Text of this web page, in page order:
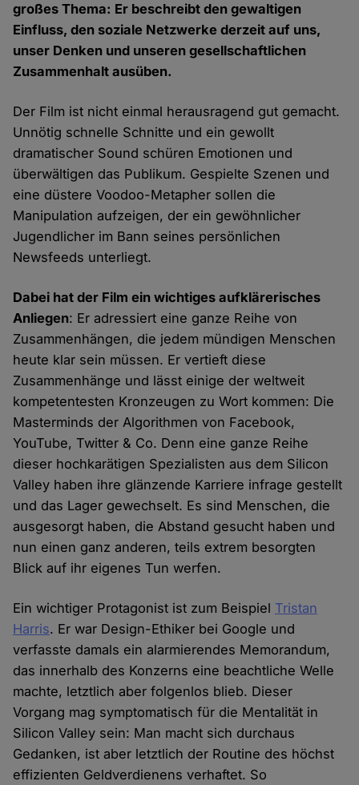
großes Thema: Er beschreibt den gewaltigen
Einfluss, den soziale Netzwerke derzeit auf uns,
unser Denken und unseren gesellschaftlichen
Zusammenhalt ausüben.
Der Film ist nicht einmal herausragend gut gemacht.
Unnötig schnelle Schnitte und ein gewollt
dramatischer Sound schüren Emotionen und
überwältigen das Publikum. Gespielte Szenen und
eine düstere Voodoo-Metapher sollen die
Manipulation aufzeigen, der ein gewöhnlicher
Jugendlicher im Bann seines persönlichen
Newsfeeds unterliegt.
Dabei hat der Film ein wichtiges aufklärerisches
Anliegen: Er adressiert eine ganze Reihe von
Zusammenhängen, die jedem mündigen Menschen
heute klar sein müssen. Er vertieft diese
Zusammenhänge und lässt einige der weltweit
kompetentesten Kronzeugen zu Wort kommen: Die
Masterminds der Algorithmen von Facebook,
YouTube, Twitter & Co. Denn eine ganze Reihe
dieser hochkarätigen Spezialisten aus dem Silicon
Valley haben ihre glänzende Karriere infrage gestellt
und das Lager gewechselt. Es sind Menschen, die
ausgesorgt haben, die Abstand gesucht haben und
nun einen ganz anderen, teils extrem besorgten
Blick auf ihr eigenes Tun werfen.
Ein wichtiger Protagonist ist zum Beispiel Tristan
Harris. Er war Design-Ethiker bei Google und
verfasste damals ein alarmierendes Memorandum,
das innerhalb des Konzerns eine beachtliche Welle
machte, letztlich aber folgenlos blieb. Dieser
Vorgang mag symptomatisch für die Mentalität in
Silicon Valley sein: Man macht sich durchaus
Gedanken, ist aber letztlich der Routine des höchst
effizienten Geldverdienens verhaftet. So